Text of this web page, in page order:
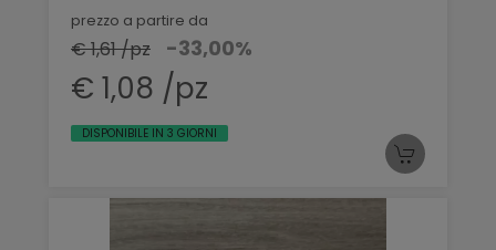
prezzo a partire da
€ 1,61 /pz -33,00%
€ 1,08 /pz
DISPONIBILE IN 3 GIORNI